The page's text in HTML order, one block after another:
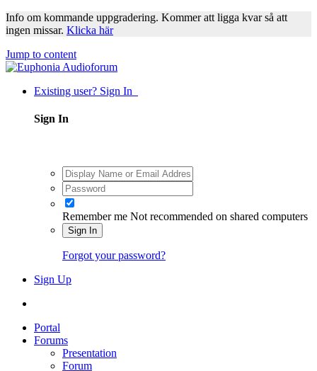
Info om kommande uppgradering. Kommer att ligga kvar så att
ingen missar. Klicka här
Jump to content
Existing user? Sign In
Sign In
Remember me Not recommended on shared computers
Sign In
Forgot your password?
Sign Up
Portal
Forums
Presentation
Forum